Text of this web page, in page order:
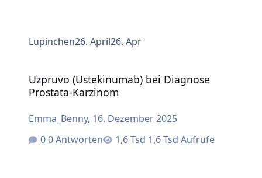
Lupinchen26. April26. Apr
Uzpruvo (Ustekinumab) bei Diagnose
Prostata-Karzinom
Emma_Benny, 16. Dezember 2025
0 Antworten
1,6 Tsd Aufrufe